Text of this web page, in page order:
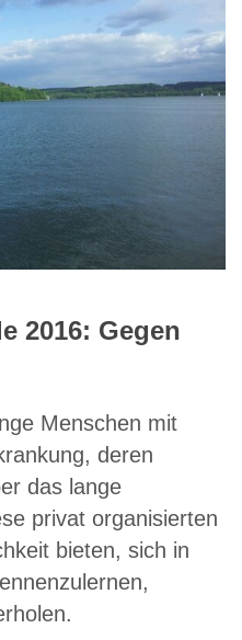
2016: Gegen
Menschen mit
deren
das lange
privat organisierten
bieten, sich in